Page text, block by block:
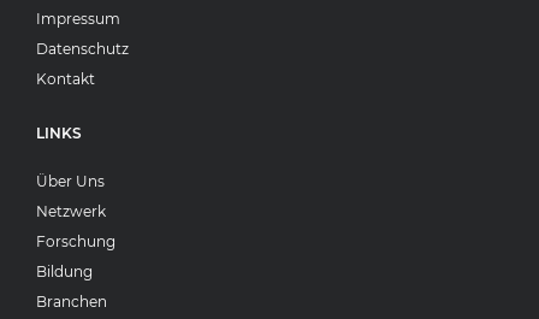
Impressum
Datenschutz
Kontakt
LINKS
Über Uns
Netzwerk
Forschung
Bildung
Branchen